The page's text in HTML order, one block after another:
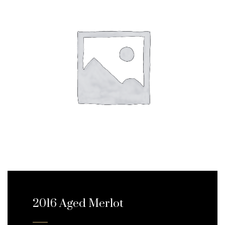
2016 Aged Merlot